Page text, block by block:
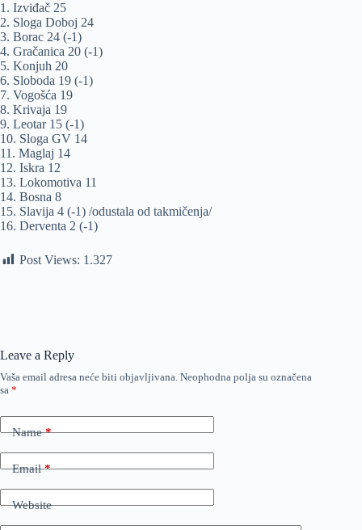
1. Izviđač 25
2. Sloga Doboj 24
3. Borac 24 (-1)
4. Gračanica 20 (-1)
5. Konjuh 20
6. Sloboda 19 (-1)
7. Vogošća 19
8. Krivaja 19
9. Leotar 15 (-1)
10. Sloga GV 14
11. Maglaj 14
12. Iskra 12
13. Lokomotiva 11
14. Bosna 8
15. Slavija 4 (-1) /odustala od takmičenja/
16. Derventa 2 (-1)
Post Views: 1.327
Leave a Reply
Vaša email adresa neće biti objavljivana. Neophodna polja su označena
sa *
Name*
Email*
Website